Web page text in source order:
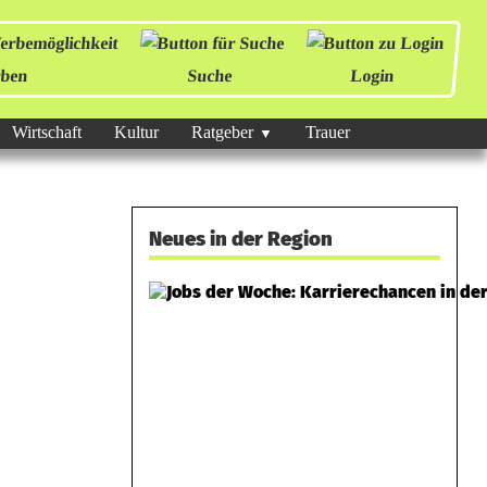
Suche Login
Wirtschaft Kultur Ratgeber Trauer
Neues in der Region